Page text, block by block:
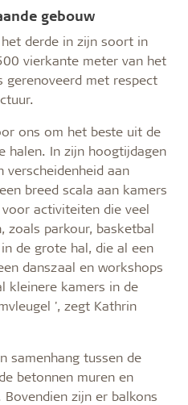
gebouw
derde in zijn soort in
vierkante meter van het
gerenoveerd met respect
ons om het beste uit de
halen. In zijn hoogtijdagen
verscheidenheid aan
breed scala aan kamers
activiteiten die veel
zoals parkour, basketbal
de grote hal, die al een
danszaal en workshops
kleinere kamers in de
', zegt Kathrin
samenhang tussen de
betonnen muren en
zijn er balkons